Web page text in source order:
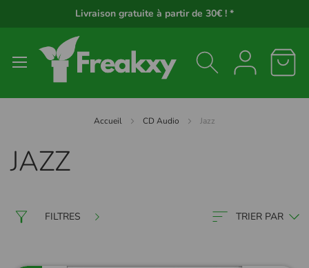
Livraison gratuite à partir de 30€ ! *
Accueil CD Audio Jazz
JAZZ
FILTRES TRIER PAR
Panneau de gestion des cookies